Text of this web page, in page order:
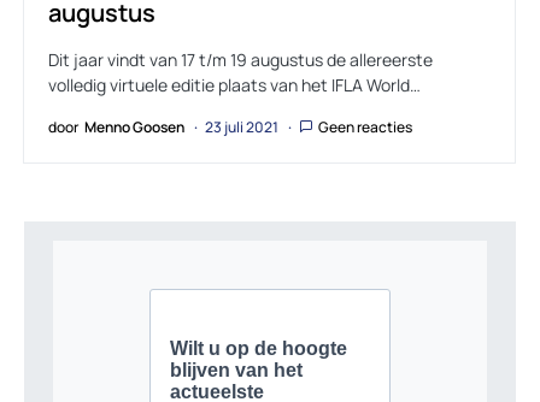
augustus
Dit jaar vindt van 17 t/m 19 augustus de allereerste
volledig virtuele editie plaats van het IFLA World…
door Menno Goosen 23 juli 2021 Geen reacties